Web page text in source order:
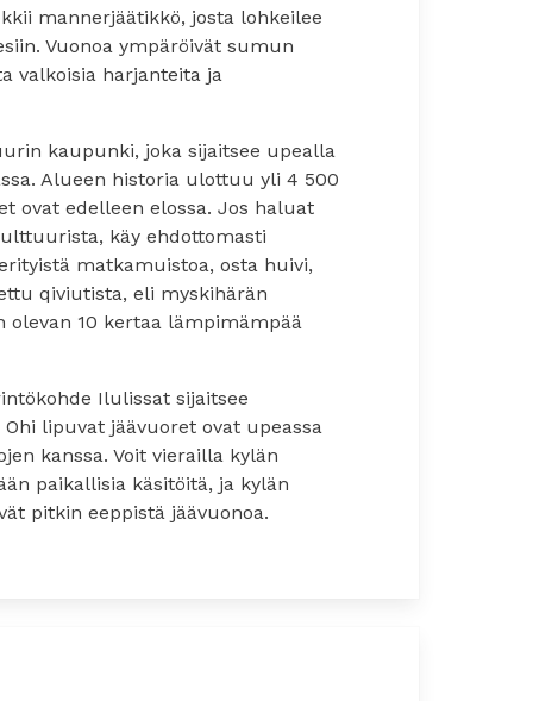
mannerjäätikkö, josta lohkeilee
Vuonoa ympäröivät sumun
valkoisia harjanteita ja
kaupunki, joka sijaitsee upealla
Alueen historia ulottuu yli 4 500
ovat edelleen elossa. Jos haluat
käy ehdottomasti
matkamuistoa, osta huivi,
qiviutista, eli myskihärän
olevan 10 kertaa lämpimämpää
Ilulissat sijaitsee
lipuvat jäävuoret ovat upeassa
kanssa. Voit vierailla kylän
paikallisia käsitöitä, ja kylän
pitkin eeppistä jäävuonoa.